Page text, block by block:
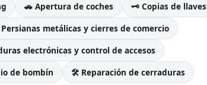
🚗 Apertura de coches
🗝️ Copias de llaves
metálicas y cierres de comercio
electrónicas y control de accesos
de bombín
🛠️ Reparación de cerraduras